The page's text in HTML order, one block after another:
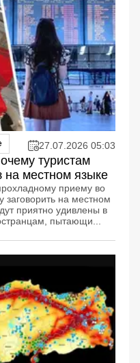
27.07.2026 05:03
туристам
на местном языке
приему во
на местном
приятно удивлены в
пытающи...